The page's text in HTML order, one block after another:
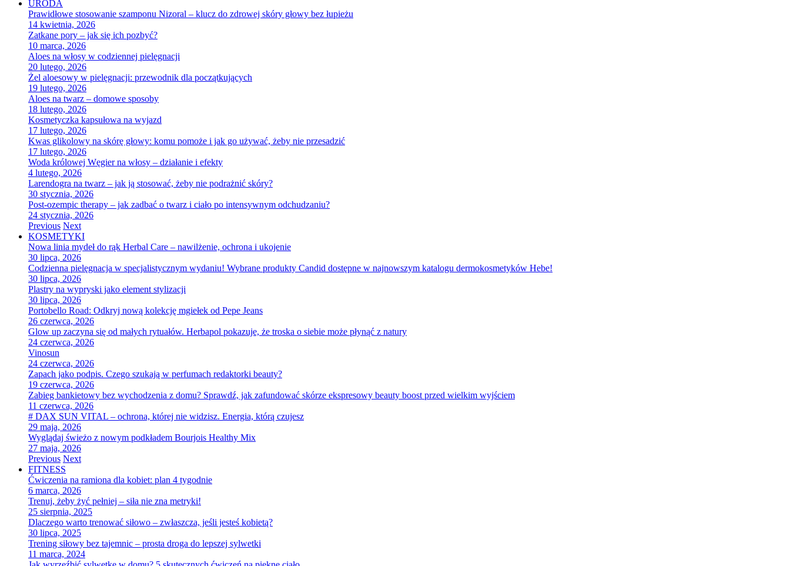
URODA
Prawidłowe stosowanie szamponu Nizoral – klucz do zdrowej skóry głowy bez łupieżu
14 kwietnia, 2026
Zatkane pory – jak się ich pozbyć?
10 marca, 2026
Aloes na włosy w codziennej pielęgnacji
20 lutego, 2026
Żel aloesowy w pielęgnacji: przewodnik dla początkujących
19 lutego, 2026
Aloes na twarz – domowe sposoby
18 lutego, 2026
Kosmetyczka kapsułowa na wyjazd
17 lutego, 2026
Kwas glikolowy na skórę głowy: komu pomoże i jak go używać, żeby nie przesadzić
17 lutego, 2026
Woda królowej Węgier na włosy – działanie i efekty
4 lutego, 2026
Larendogra na twarz – jak ją stosować, żeby nie podrażnić skóry?
30 stycznia, 2026
Post-ozempic therapy – jak zadbać o twarz i ciało po intensywnym odchudzaniu?
24 stycznia, 2026
Previous Next
KOSMETYKI
Nowa linia mydeł do rąk Herbal Care – nawilżenie, ochrona i ukojenie
30 lipca, 2026
Codzienna pielęgnacja w specjalistycznym wydaniu! Wybrane produkty Candid dostępne w najnowszym katalogu dermokosmetyków Hebe!
30 lipca, 2026
Plastry na wypryski jako element stylizacji
30 lipca, 2026
Portobello Road: Odkryj nową kolekcję mgiełek od Pepe Jeans
26 czerwca, 2026
Glow up zaczyna się od małych rytuałów. Herbapol pokazuje, że troska o siebie może płynąć z natury
24 czerwca, 2026
Vinosun
24 czerwca, 2026
Zapach jako podpis. Czego szukają w perfumach redaktorki beauty?
19 czerwca, 2026
Zabieg bankietowy bez wychodzenia z domu? Sprawdź, jak zafundować skórze ekspresowy beauty boost przed wielkim wyjściem
11 czerwca, 2026
# DAX SUN VITAL – ochrona, której nie widzisz. Energia, którą czujesz
29 maja, 2026
Wyglądaj świeżo z nowym podkładem Bourjois Healthy Mix
27 maja, 2026
Previous Next
FITNESS
Ćwiczenia na ramiona dla kobiet: plan 4 tygodnie
6 marca, 2026
Trenuj, żeby żyć pełniej – siła nie zna metryki!
25 sierpnia, 2025
Dlaczego warto trenować siłowo – zwłaszcza, jeśli jesteś kobietą?
30 lipca, 2025
Trening siłowy bez tajemnic – prosta droga do lepszej sylwetki
11 marca, 2024